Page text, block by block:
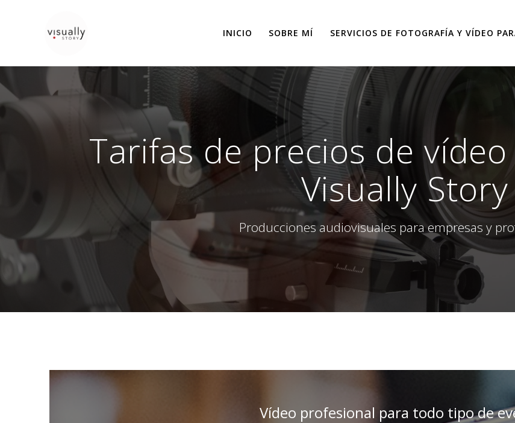
INICIO SOBRE MÍ SERVICIOS DE FOTOGRAFÍA Y VÍDEO
Tarifas de precios de
Visually Story
Producciones audiovisuales para empresas y
Vídeo profesional para todo tipo de